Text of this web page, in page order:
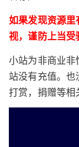
如果发现资源
视，谨防上当受
小站为非商业
站没有充值。也
打赏，捐赠等